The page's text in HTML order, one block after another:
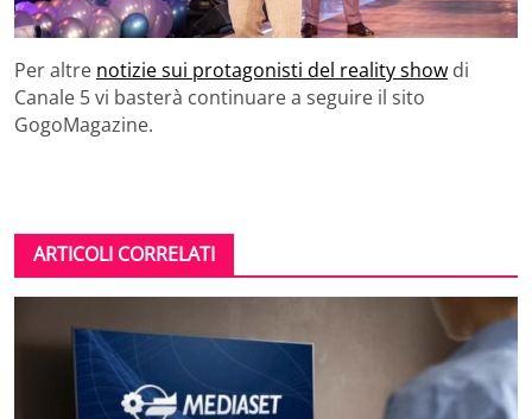
Per altre notizie sui protagonisti del reality show di
Canale 5 vi basterà continuare a seguire il sito
GogoMagazine.
ARTICOLI CORRELATI